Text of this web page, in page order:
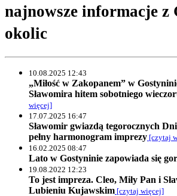
najnowsze informacje z
okolic
10.08.2025 12:43
„Miłość w Zakopanem” w
Sławomira hitem sobotniego
więcej]
17.07.2025 16:47
Sławomir gwiazdą tegorocznych
pełny harmonogram imprezy [czytaj
16.02.2025 08:47
Lato w Gostyninie zapowiada się
19.08.2022 12:23
To jest impreza. Cleo, Miły Pan i
Lubieniu Kujawskim [czytaj więcej]